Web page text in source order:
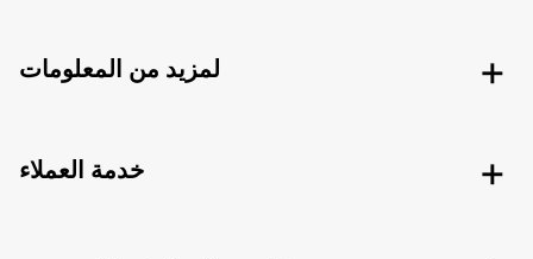
لمزيد من المعلومات
خدمة العملاء